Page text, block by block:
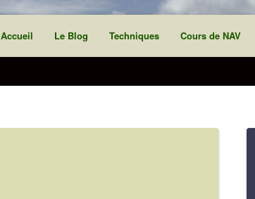
Accueil Le Blog Techniques Cours de NAV